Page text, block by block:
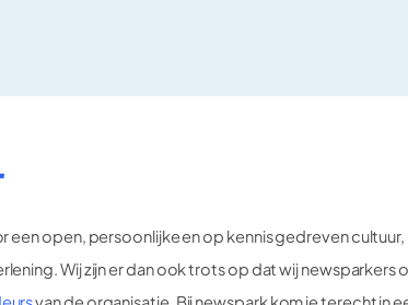
een open, persoonlijke en op kennis gedreven
Wij zijn er dan ook trots op dat wij newsparkers